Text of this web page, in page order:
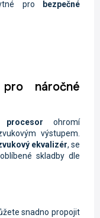
pro
bezpečné
náročné
ohromí
výstupem.
ekvalizér, se
skladby dle
snadno propojit